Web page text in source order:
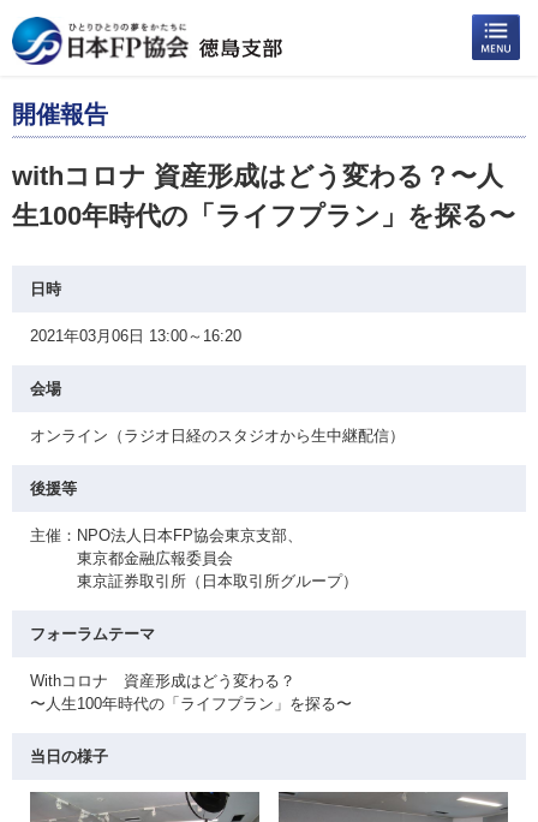
開催報告
withコロナ 資産形成はどう変わる？〜人
生100年時代の「ライフプラン」を探る〜
日時
2021年03月06日 13:00～16:20
会場
オンライン（ラジオ日経のスタジオから生中継配信）
後援等
主催：NPO法人日本FP協会東京支部、
東京都金融広報委員会
東京証券取引所（日本取引所グループ）
フォーラムテーマ
Withコロナ 資産形成はどう変わる？
〜人生100年時代の「ライフプラン」を探る〜
当日の様子